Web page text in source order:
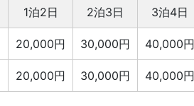
1泊2日 2泊3日 3泊4日
20,000円 30,000円 40,000円
20,000円 30,000円 40,000円